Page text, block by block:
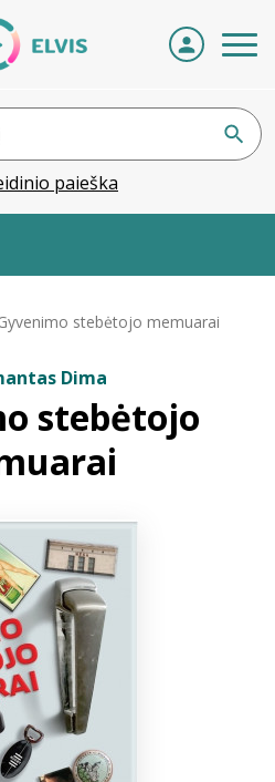
paieška
stebėtojo memuarai
Dima
stebėtojo